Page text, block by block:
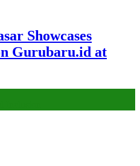
Showcases
Gurubaru.id at